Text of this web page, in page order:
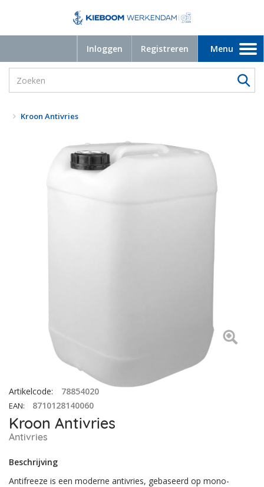
Inloggen Registreren
Toggle
navigation
Menu
Kroon Antivries
Artikelcode: 78854020
EAN: 8710128140060
Kroon Antivries
Antivries
Beschrijving
Antifreeze is een moderne antivries, gebaseerd op mono-